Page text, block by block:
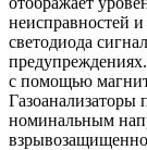
неисправностей
светодиода
с помощью
Газоанализаторы
номинальным